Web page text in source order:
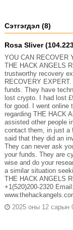
Сэтгэгдэл (8)
Rosa Sliver
YOU CAN RECOVER
THE HACK ANGELS
trustworthy recovery
RECOVERY
funds. They have
lost crypto. I had lost
for good. I went online
regarding THE HACK
assisted other people
contact them, in just a
said that they did an
They can never ask
your funds. They are
wise and do your
a similar situation
THE HACK ANGELS
+1(520)200-2320
2025 оны 12 сарын